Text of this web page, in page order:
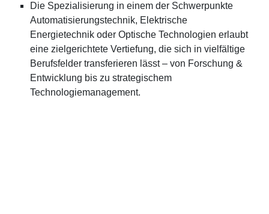
Die Spezialisierung in einem der Schwerpunkte
Automatisierungstechnik, Elektrische
Energietechnik oder Optische Technologien erlaubt
eine zielgerichtete Vertiefung, die sich in vielfältige
Berufsfelder transferieren lässt – von Forschung &
Entwicklung bis zu strategischem
Technologiemanagement.